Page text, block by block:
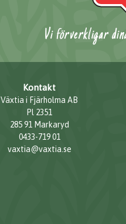
Vi förverkligar
Kontakt
Växtia i Fjärholma AB
Pl 2351
285 91 Markaryd
0433-719 01
vaxtia@vaxtia.se